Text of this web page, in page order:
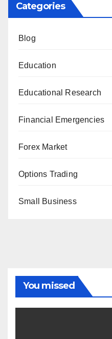
Categories
Blog
Education
Educational Research
Financial Emergencies
Forex Market
Options Trading
Small Business
You missed